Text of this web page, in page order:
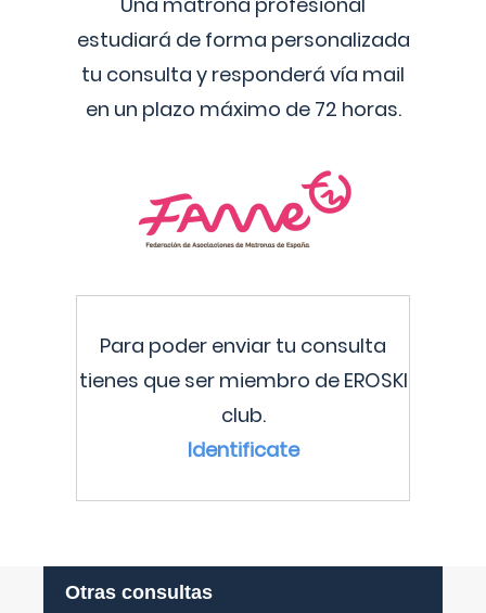
estudiará de forma personalizada
tu consulta y responderá vía mail
en un plazo máximo de 72 horas.
Para poder enviar tu consulta
tienes que ser miembro de EROSKI
club.
Identificate
Otras consultas